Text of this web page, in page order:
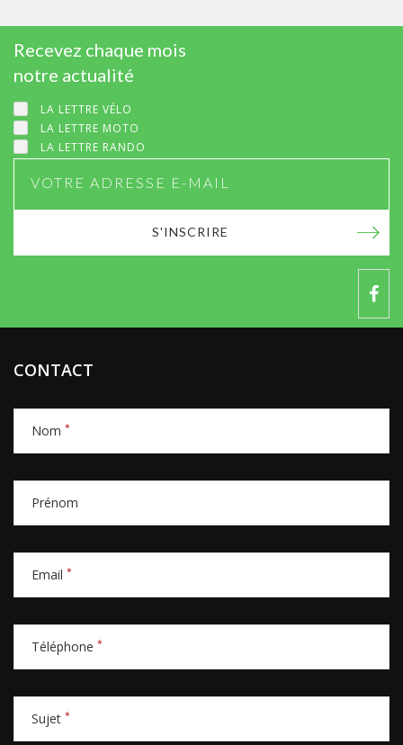
Recevez chaque mois
notre actualité
LA LETTRE VÉLO
LA LETTRE MOTO
LA LETTRE RANDO
S'INSCRIRE
CONTACT
Nom *
Prénom
Email *
Téléphone *
Sujet *